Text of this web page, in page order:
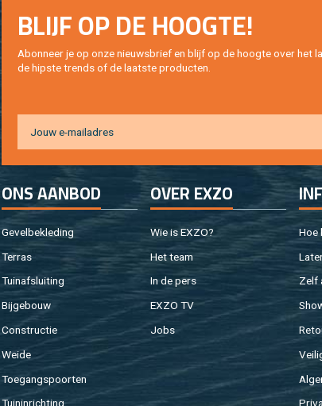
BLIJF OP DE HOOG­TE!
Abon­neer je op onze nieuws­brief en blijf op de hoog­te over het
de hip­s­te trends of de laat­ste pro­duc­ten.
ONS AAN­BOD
Ge­vel­be­kle­ding
Ter­ras
Tuin­af­slui­ting
Bij­ge­bouw
Con­struc­tie
Weide
Toe­gangs­poor­ten
Tuin­in­rich­ting
OVER EXZO
Wie is EXZO?
Het team
In de pers
EXZO TV
Jobs
Hoe
Zelf